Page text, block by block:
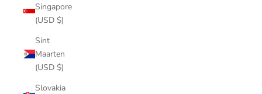
Singapore
(USD $)
Sint
Maarten
(USD $)
Slovakia